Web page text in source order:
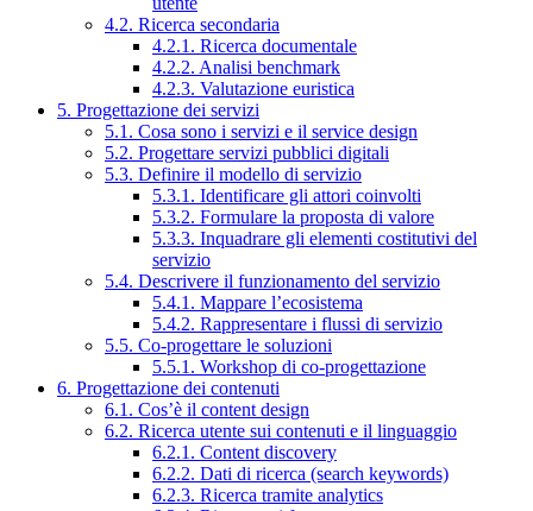
4.2. Ricerca secondaria
4.2.1. Ricerca documentale
4.2.2. Analisi benchmark
4.2.3. Valutazione euristica
5. Progettazione dei servizi
5.1. Cosa sono i servizi e il service design
5.2. Progettare servizi pubblici digitali
5.3. Definire il modello di servizio
5.3.1. Identificare gli attori coinvolti
5.3.2. Formulare la proposta di valore
5.3.3. Inquadrare gli elementi costitutivi del
servizio
5.4. Descrivere il funzionamento del servizio
5.4.1. Mappare l’ecosistema
5.4.2. Rappresentare i flussi di servizio
5.5. Co-progettare le soluzioni
5.5.1. Workshop di co-progettazione
6. Progettazione dei contenuti
6.1. Cos’è il content design
6.2. Ricerca utente sui contenuti e il linguaggio
6.2.1. Content discovery
6.2.2. Dati di ricerca (search keywords)
6.2.3. Ricerca tramite analytics